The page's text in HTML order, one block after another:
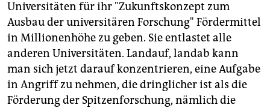
Universitäten für ihr "Zukunftskonzept zum
Ausbau der universitären Forschung" Fördermittel
in Millionenhöhe zu geben. Sie entlastet alle
anderen Universitäten. Landauf, landab kann
man sich jetzt darauf konzentrieren, eine Aufgabe
in Angriff zu nehmen, die dringlicher ist als die
Förderung der Spitzenforschung, nämlich die